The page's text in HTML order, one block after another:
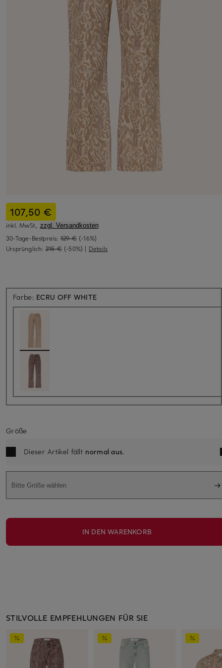
107,50 €
inkl. MwSt., zzgl. Versandkosten
30-Tage-Bestpreis: 129 € (-16%)
Ursprünglich: 215 € (-50%) | Details
Farbe: ECRU OFF WHITE
Größe
Dieser Artikel fällt normal aus.
Bitte Größe wählen
IN DEN WARENKORB
STILVOLLE EMPFEHLUNGEN FÜR SIE